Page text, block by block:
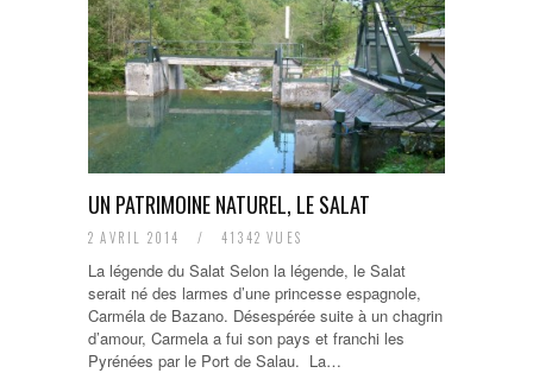
UN PATRIMOINE NATUREL, LE SALAT
2 AVRIL 2014 / 41342 VUES
La légende du Salat Selon la légende, le Salat
serait né des larmes d’une princesse espagnole,
Carméla de Bazano. Désespérée suite à un chagrin
d’amour, Carmela a fui son pays et franchi les
Pyrénées par le Port de Salau. La…